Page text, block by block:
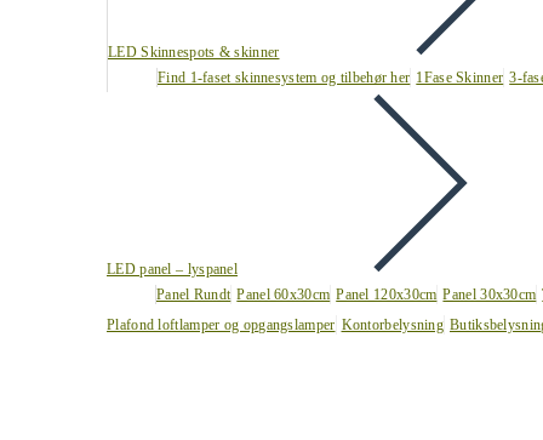
LED Skinnespots & skinner
Find 1-faset skinnesystem og tilbehør her 1Fase Skinner 3-
LED panel – lyspanel
Panel Rundt Panel 60x30cm Panel 120x30cm Panel 30x30cm
Plafond loftlamper og opgangslamper Kontorbelysning